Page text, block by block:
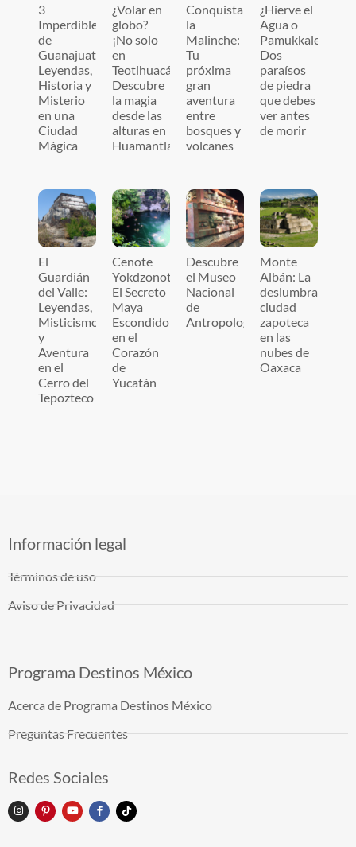
3
Imperdibles
de
Guanajuato:
Leyendas,
Historia y
Misterio
en una
Ciudad
Mágica
¿Volar en
globo?
¡No solo
en
Teotihuacán!
Descubre
la magia
desde las
alturas en
Huamantla
Conquista
la
Malinche:
Tu
próxima
gran
aventura
entre
bosques y
volcanes
¿Hierve el
Agua o
Pamukkale?
Dos
paraísos
de piedra
que debes
ver antes
de morir
El
Guardián
del Valle:
Leyendas,
Misticismo
y
Aventura
en el
Cerro del
Tepozteco
Cenote
Yokdzonot:
El Secreto
Maya
Escondido
en el
Corazón
de
Yucatán
Descubre
el Museo
Nacional
de
Antropología
Monte
Albán: La
deslumbrante
ciudad
zapoteca
en las
nubes de
Oaxaca
Información legal
Términos de uso
Aviso de Privacidad
Programa Destinos México
Acerca de Programa Destinos México
Preguntas Frecuentes
Redes Sociales